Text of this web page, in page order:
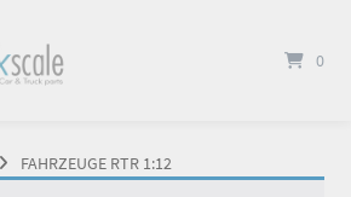
0
FAHRZEUGE RTR 1:12